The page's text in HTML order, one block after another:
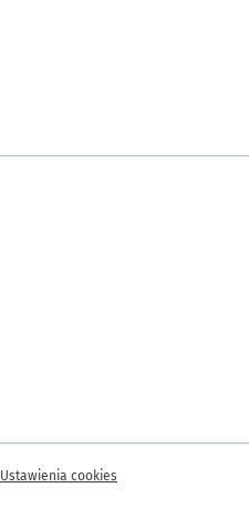
Ustawienia cookies